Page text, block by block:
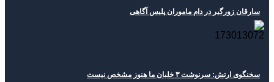
سارقان زورگیر در دام ماموران پلیس آگاهی
سخنگوی ارتش: سرنوشت ۳ خلبان ما هنوز مشخص نیست